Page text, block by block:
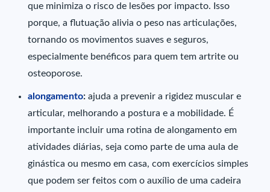
que minimiza o risco de lesões por impacto. Isso
porque, a flutuação alivia o peso nas articulações,
tornando os movimentos suaves e seguros,
especialmente benéficos para quem tem artrite ou
osteoporose.
alongamento: ajuda a prevenir a rigidez muscular e
articular, melhorando a postura e a mobilidade. É
importante incluir uma rotina de alongamento em
atividades diárias, seja como parte de uma aula de
ginástica ou mesmo em casa, com exercícios simples
que podem ser feitos com o auxílio de uma cadeira